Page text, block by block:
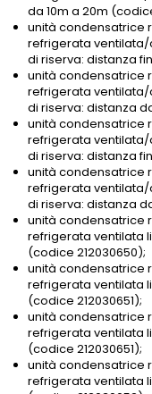
da 10m a 20m
unità condensatrice
refrigerata ventilata/
di riserva: distanza
unità condensatrice
refrigerata ventilata/
di riserva: distanza
unità condensatrice
refrigerata ventilata/
di riserva: distanza
unità condensatrice
refrigerata ventilata/
di riserva: distanza
unità condensatrice
refrigerata ventilata
(codice 212030650);
unità condensatrice
refrigerata ventilata
(codice 212030651);
unità condensatrice
refrigerata ventilata
(codice 212030651);
unità condensatrice
refrigerata ventilata